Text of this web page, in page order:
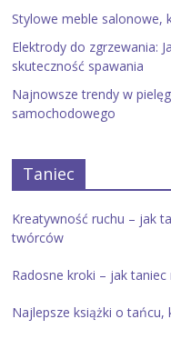
Stylowe meble salonowe,
Elektrody do zgrzewania:
skuteczność spawania
Najnowsze trendy w
samochodowego
Taniec
Kreatywność ruchu – jak
twórców
Radosne kroki – jak
Najlepsze książki o